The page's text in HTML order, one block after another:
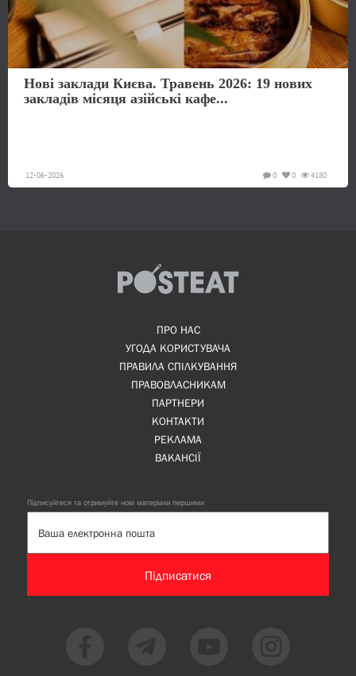
Нові заклади Києва. Травень 2026: 19 нових
закладів місяця азійські кафе...
12-06-2026 4180
0
0
ПРО НАС
УГОДА КОРИСТУВАЧА
ПРАВИЛА СПІЛКУВАННЯ
ПРАВОВЛАСНИКАМ
ПАРТНЕРИ
КОНТАКТИ
РЕКЛАМА
ВАКАНСІЇ
Підписуйтеся та отримуйте нові матеріали першими
Підписатися